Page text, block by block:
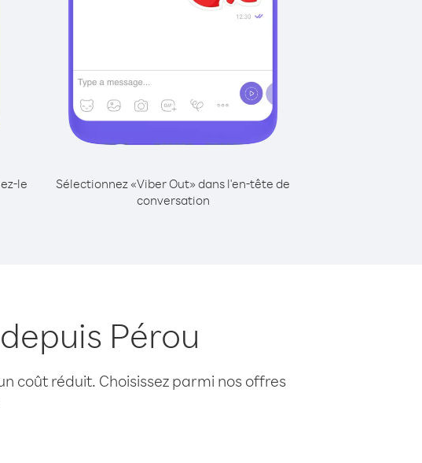
le
Sélectionnez «Viber Out» dans l'en-tête de
conversation
Pérou
coût réduit. Choisissez parmi nos offres